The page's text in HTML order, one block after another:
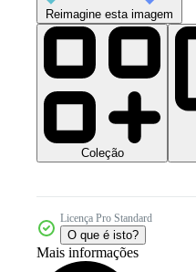
Reimagine esta imagem
Coleção
Licença Pro Standard
O que é isto?
Mais informações